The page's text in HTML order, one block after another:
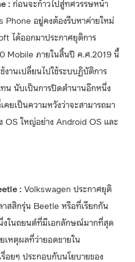
: ก่อนจะก้าวไปสู่ทศวรรษหน้า
Phone อยู่คงต้องรีบหาค่ายใหม่
ได้ออกมาประกาศยุติการ
Mobile ภายในสิ้นปี ค.ศ.2019 นี้
งานเปลี่ยนไปใช้ระบบฏิบัติการ
น นับเป็นการปิดตำนานอีกหนึ่ง
ยเป็นความหวังว่าจะสามารถมา
OS ใหญ่อย่าง Android OS และ
: Volkswagen ประกาศยุติ
สสิกรุ่น Beetle หรือที่เรียกกัน
นี่งในถยนต์ที่มีเอกลักษณ์มากที่สุด
หตุผลที่ว่ายอดขายใน
อยๆ ประกอบกับนโยบายของ